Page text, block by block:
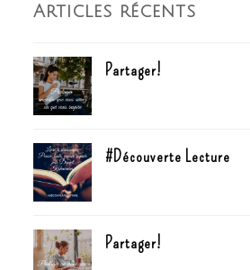
Articles récents
Partager!
#Découverte Lecture
Partager!